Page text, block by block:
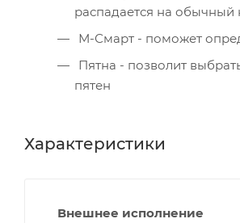
распадается на
М-Смарт - поможет
Пятна - позволит
пятен
Характеристики
Внешнее исполнение